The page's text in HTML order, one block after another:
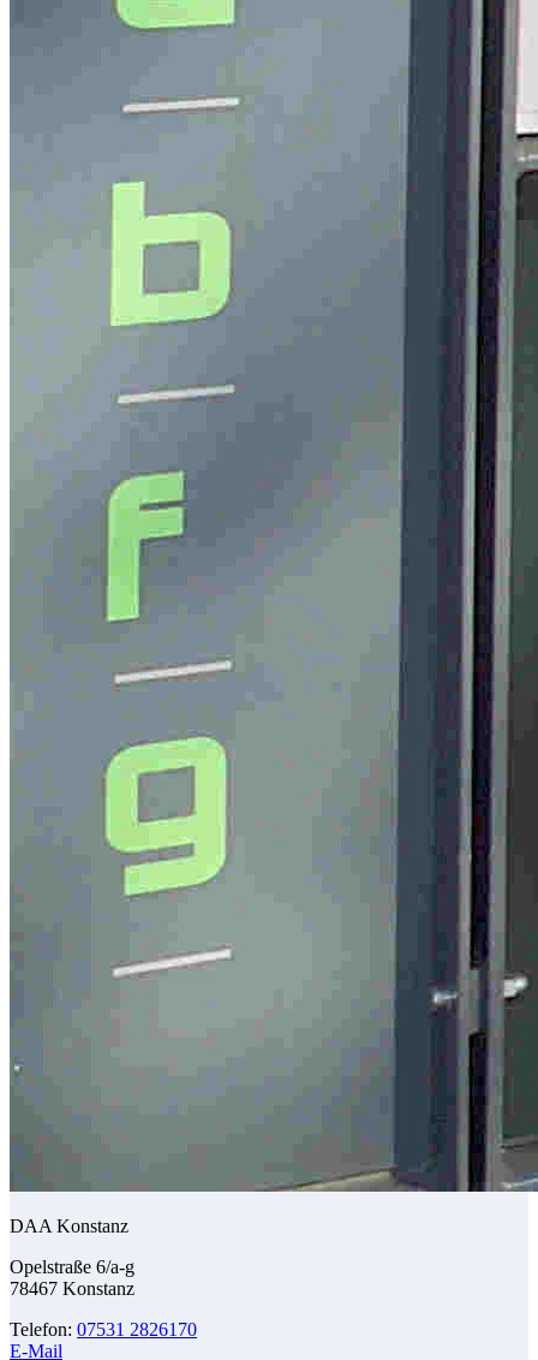
DAA Konstanz
Opelstraße 6/a-g
78467 Konstanz
Telefon: 07531 2826170
E-Mail